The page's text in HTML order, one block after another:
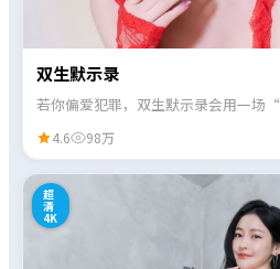
双生默示录
若你偏爱犯罪，双生默示录会用一场
4.6 98万
超
清
4K